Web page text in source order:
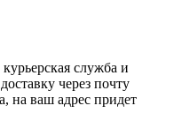
служба и
через почту
на ваш адрес придет